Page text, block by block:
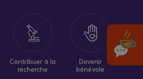
Contribuer à la
recherche
Devenir
bénévole